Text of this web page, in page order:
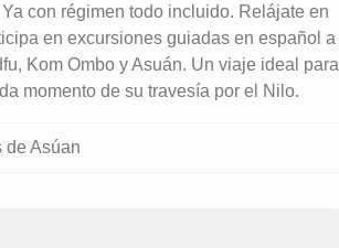
con régimen todo incluido. Relájate en
en excursiones guiadas en español a
Kom Ombo y Asuán. Un viaje ideal para
momento de su travesía por el Nilo.
de Asúan